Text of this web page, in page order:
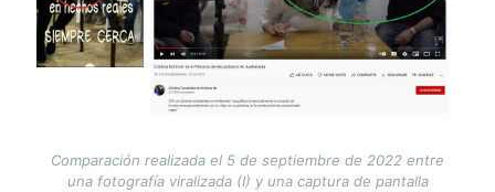
Comparación realizada el 5 de septiembre de 2022 entre
una fotografía viralizada (I) y una captura de pantalla